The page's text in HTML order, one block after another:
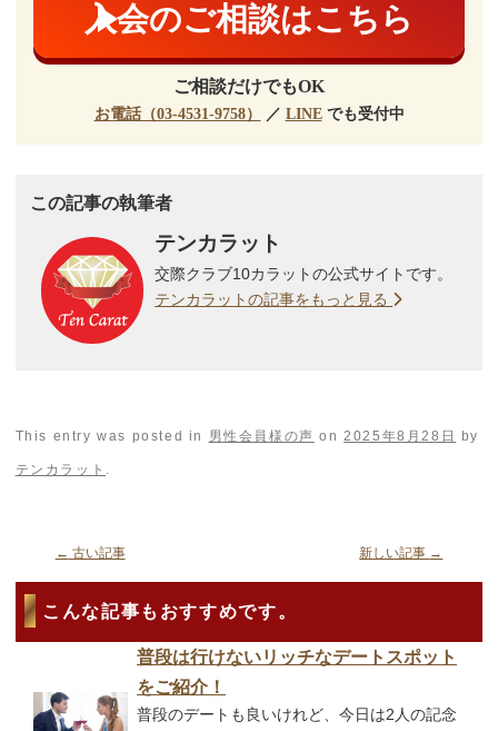
入会のご相談はこちら
ご相談だけでもOK
お電話（03-4531-9758） ／ LINEでも受付中
この記事の執筆者
テンカラット
交際クラブ10カラットの公式サイトです。
テンカラットの記事をもっと見る
This entry was posted in 男性会員様の声 on 2025年8月28日 by
テンカラット
← 古い記事 新しい記事 →
こんな記事もおすすめです。
普段は行けないリッチなデートスポット
をご紹介！
普段のデートも良いけれど、今日は2人の記念